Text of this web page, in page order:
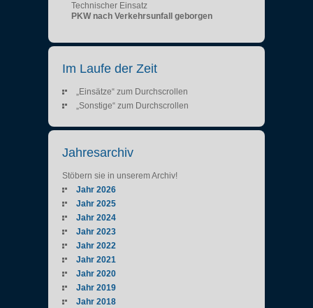
Technischer Einsatz
PKW nach Verkehrsunfall geborgen
Im Laufe der Zeit
„Einsätze“ zum Durchscrollen
„Sonstige“ zum Durchscrollen
Jahresarchiv
Stöbern sie in unserem Archiv!
Jahr 2026
Jahr 2025
Jahr 2024
Jahr 2023
Jahr 2022
Jahr 2021
Jahr 2020
Jahr 2019
Jahr 2018